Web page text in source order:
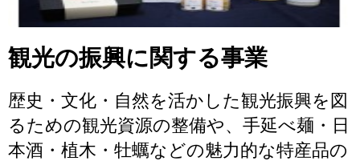
観光の振興に関する事業
歴史・文化・自然を活かした観光振興を図
るための観光資源の整備や、手延べ麺・日
本酒・植木・牡蠣などの魅力的な特産品の